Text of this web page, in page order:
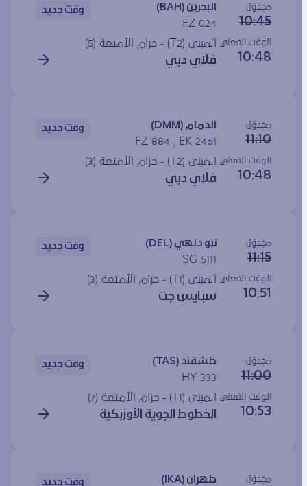
مجدوَل
10:45
البحرين (BAH)
FZ 024
وقت جديد
الوقت الفعلي
10:48
المبنى (T2) - حزام الأمتعة (5)
فلاي دبي
مجدوَل
11:10
الدمام (DMM)
FZ 884 , EK 2461
وقت جديد
الوقت الفعلي
10:48
المبنى (T2) - حزام الأمتعة (3)
فلاي دبي
مجدوَل
11:15
نيو دلهي (DEL)
SG 5111
وقت جديد
الوقت الفعلي
10:51
المبنى (T1) - حزام الأمتعة (3)
سبايس جت
مجدوَل
11:00
طشقند (TAS)
HY 333
وقت جديد
الوقت الفعلي
10:53
المبنى (T1) - حزام الأمتعة (7)
الخطوط الجوية الأوزبكية
مجدوَل طهران (IKA) وقت جديد